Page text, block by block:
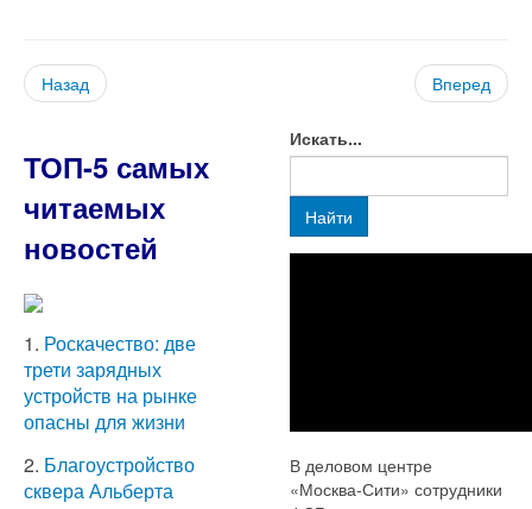
Назад Вперед
ТОП-5 самых
читаемых
новостей
1. Роскачество: две
трети зарядных
устройств на рынке
опасны для жизни
2. Благоустройство
сквера Альберта
Искать...
Найти
В деловом центре
«Москва-Сити» сотрудники